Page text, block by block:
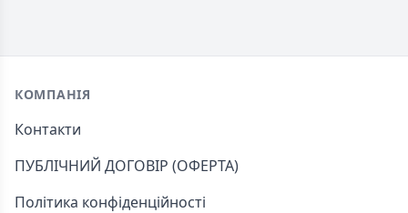
Footer
КОМПАНІЯ
Контакти
ПУБЛІЧНИЙ ДОГОВІР (ОФЕРТА)
Політика конфіденційності